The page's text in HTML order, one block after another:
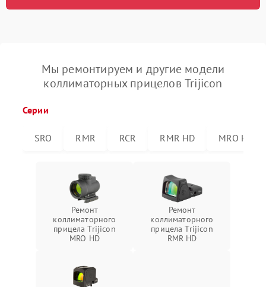
Мы ремонтируем и другие модели
коллиматорных прицелов Trijicon
Серии
SRO RMR RCR RMR HD MRO HD
Ремонт
коллиматорного
прицела Trijicon
MRO HD
Ремонт
коллиматорного
прицела Trijicon
RMR HD